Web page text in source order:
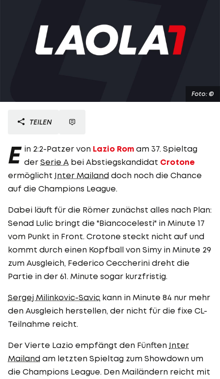
Foto: ©
TEILEN
E in 2:2-Patzer von Lazio Rom am 37. Spieltag
der Serie A bei Abstiegskandidat Crotone
ermöglicht Inter Mailand doch noch die Chance
auf die Champions League.
Dabei läuft für die Römer zunächst alles nach Plan:
Senad Lulic bringt die "Biancocelesti" in Minute 17
vom Punkt in Front. Crotone steckt nicht auf und
kommt durch einen Kopfball von Simy in Minute 29
zum Ausgleich, Federico Ceccherini dreht die
Partie in der 61. Minute sogar kurzfristig.
Sergej Milinkovic-Savic kann in Minute 84 nur mehr
den Ausgleich herstellen, der nicht für die fixe CL-
Teilnahme reicht.
Der Vierte Lazio empfängt den Fünften Inter
Mailand am letzten Spieltag zum Showdown um
die Champions League. Den Mailändern reicht mit